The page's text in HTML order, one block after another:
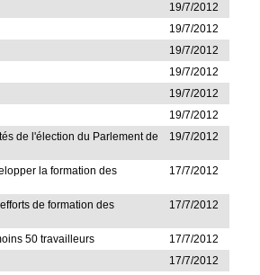
19/7/2012
19/7/2012
19/7/2012
19/7/2012
19/7/2012
19/7/2012
de l'élection du Parlement de
19/7/2012
la formation des
17/7/2012
de formation des
17/7/2012
50 travailleurs
17/7/2012
17/7/2012